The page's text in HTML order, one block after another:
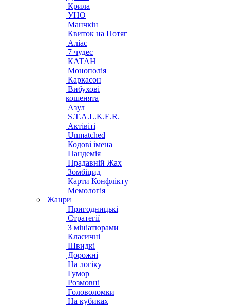
Крила
УНО
Манчкін
Квиток на Потяг
Аліас
7 чудес
КАТАН
Монополія
Каркасон
Вибухові
кошенята
Азул
S.T.A.L.K.E.R.
Актівіті
Unmatched
Кодові імена
Пандемія
Прадавній Жах
Зомбіцид
Карти Конфлікту
Мемологія
Жанри
Пригодницькі
Стратегії
З мініатюрами
Класичні
Швидкі
Дорожні
На логіку
Гумор
Розмовні
Головоломки
На кубиках